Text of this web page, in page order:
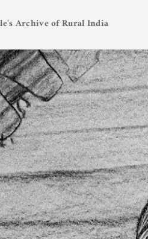
Archive of Rural India